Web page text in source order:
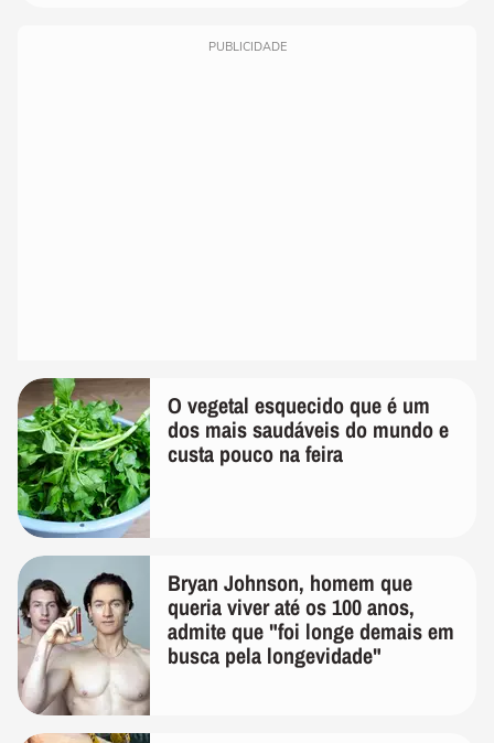
PUBLICIDADE
O vegetal esquecido que é um
dos mais saudáveis do mundo e
custa pouco na feira
Bryan Johnson, homem que
queria viver até os 100 anos,
admite que "foi longe demais em
busca pela longevidade"